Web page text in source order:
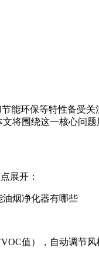
能环保等特性备受
将围绕这一核心问题
展开：
值），自动调节